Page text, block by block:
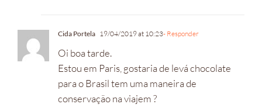
Cida Portela 19/04/2019 at 10:23- Responder
Oi boa tarde.
Estou em Paris, gostaria de levá chocolate
para o Brasil tem uma maneira de
conservação na viajem ?